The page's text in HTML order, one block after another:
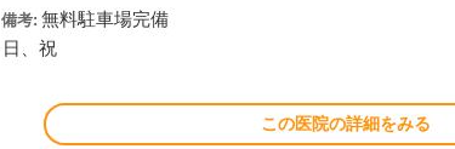
備考: 無料駐車場完備
日、祝
この医院の詳細をみる